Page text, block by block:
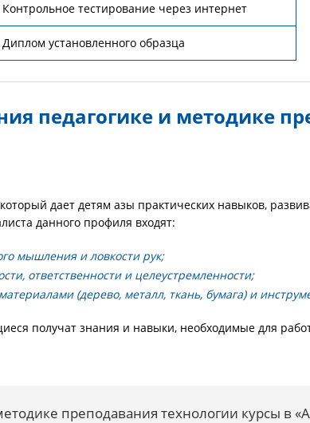
Контрольное тестирование через интернет
Диплом установленного образца
педагогике и методике
дает детям азы практических навыков,
данного профиля входят:
мышления и ловкости рук;
ответственности и целеустремленности;
(дерево, металл, ткань, бумага) и
получат знания и навыки, необходимые для
преподавания технологии курсы в